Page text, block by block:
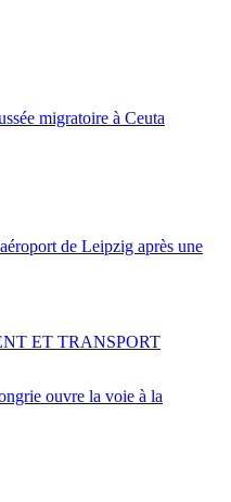
migratoire à Ceuta
de Leipzig après une
ouvre la voie à la
ET TRANSPORT